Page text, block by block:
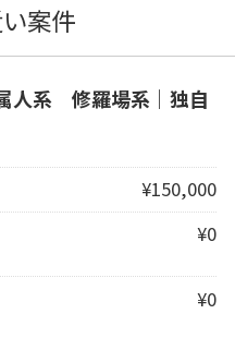
案件
人系 修羅場系｜独自
¥150,000
¥0
¥0